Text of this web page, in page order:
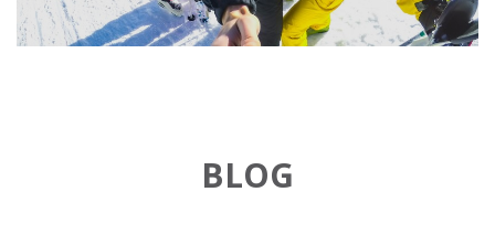
BLOG